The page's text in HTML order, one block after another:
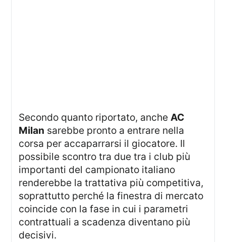
Secondo quanto riportato, ancheAC
Milan sarebbe pronto a entrare nella
corsa per accaparrarsi il giocatore. Il
possibile scontro tra due tra i club più
importanti del campionato italiano
renderebbe la trattativa più competitiva,
soprattutto perché la finestra di mercato
coincide con la fase in cui i parametri
contrattuali a scadenza diventano più
decisivi.